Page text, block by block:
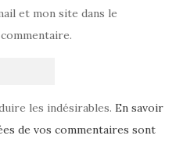
et mon site dans le
les indésirables. En savoir
de vos commentaires sont